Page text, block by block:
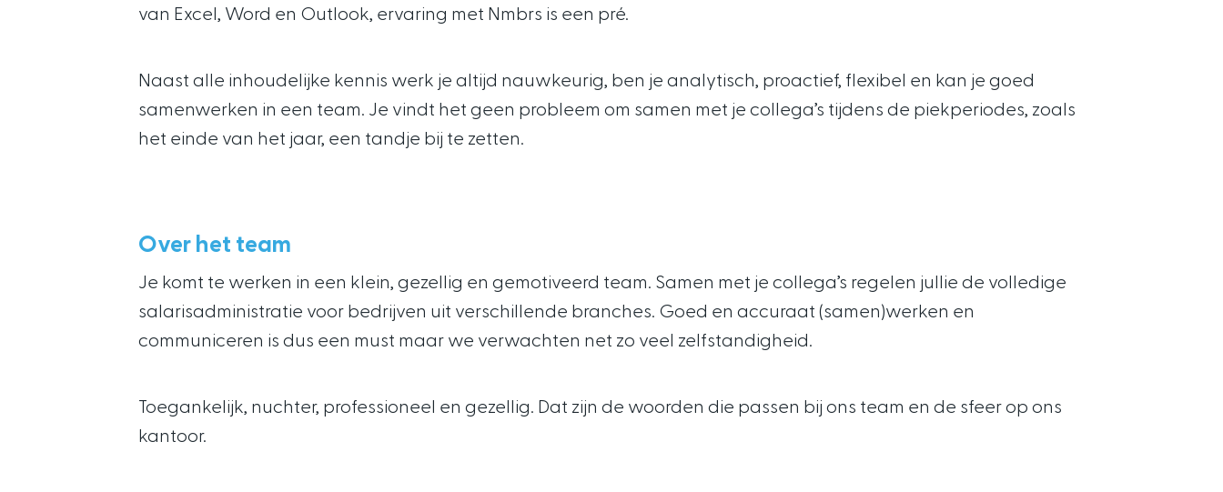
van Excel, Word en Outlook, ervaring met Nmbrs is een pré.
Naast alle inhoudelijke kennis werk je altijd nauwkeurig, ben je analytisch, proactief, flexibel en kan je goed
samenwerken in een team. Je vindt het geen probleem om samen met je collega’s tijdens de piekperiodes, zoals
het einde van het jaar, een tandje bij te zetten.
Over het team
Je komt te werken in een klein, gezellig en gemotiveerd team. Samen met je collega’s regelen jullie de volledige
salarisadministratie voor bedrijven uit verschillende branches. Goed en accuraat (samen)werken en
communiceren is dus een must maar we verwachten net zo veel zelfstandigheid.
Toegankelijk, nuchter, professioneel en gezellig. Dat zijn de woorden die passen bij ons team en de sfeer op ons
kantoor.